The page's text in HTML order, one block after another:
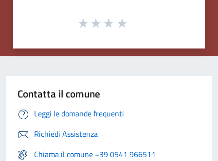
Contatta il comune
Leggi le domande frequenti
Richiedi Assistenza
Chiama il comune +39 0541 966511